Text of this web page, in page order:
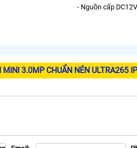
- Nguồn cấp
MINI 3.0MP CHUẨN NÉN ULTRA265